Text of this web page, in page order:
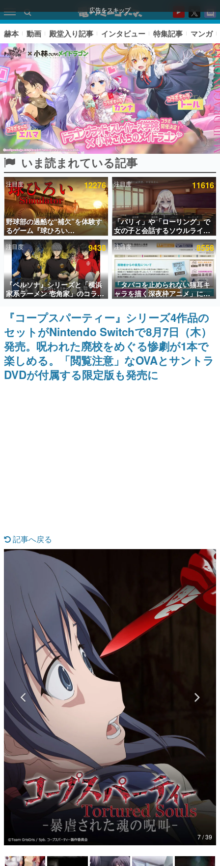
広告をスキップ
ピックアップ
電ファミのいま読まれている記事ランキング
アプリセール情報
インタビュー
連載・特集一覧
殿堂入り記事
SNS拡散数が数千以上！ ページビュー数万以上！ などな
ど。多くの人々に読まれた、電ファミ渾身の“殿堂入り”記
事をまとめました。
ゲームの企画書
名作ゲームクリエイターの方々に製作時のエピソードをお
聞きし、ヒットする企画（ゲーム）とは何か？を探ってい
赫本
この物語を解いてはいけない。『赫本』は、〈試験問題〉
の形をした短編ホラー小説集です。
なんでゲームは面白い？
ゲーム開発者・hamatsu氏がゲームの魅力を画面や操作の
具体的な形から解き明かしていく、硬派で骨太な評論連載
です。
ゲームが変えた日本語
「経験値」「裏技」「ラスボス」… ゲームにまつわる言葉
の起源や用法の変遷を、コンピューター文化史研究家・タ
イニーP氏が徹底調査。
カテゴリ
特集記事
マンガ
女性向け
アプリレビュー
その他
電ファミニコゲーマーとは？
運営：株式会社マレ
赫本 動画 殿堂入り記事 インタビュー 特集記事 マンガ
いま読まれている記事
注目度 12276
野球部の過酷な“補欠”を体験す
るゲーム『球ひろい
Simulator』が「1件」のウィッ
シュリストをもとにチェコ語に
対応しSNSで話題に。『キング
ダム・カム』開発元やチェコの
プロ野球選手から称賛の声
注目度 11616
「パリィ」や「ローリング」で
女の子と会話するソウルライク
恋愛ゲーム『小早川さんはソウ
ルライク』無料公開。返事に失
敗すると「YOU DIED」
注目度 9438
『ペルソナ』シリーズと「横浜
家系ラーメン 壱角家」のコラボ
が8月21日から開催。”はがく
れ”風とんこつラーメンや、おい
しく食べられるカレーラーメン
がラインナップ
注目度 8558
「タバコを止められない猫耳キ
ャラを描く深夜枠アニメ」に視
聴者の一部から批判意見。違法
薬物の使用と思しき描写も含め
て、BPOが議論を交わす
『コープスパーティー』シリーズ4作品の
セットがNintendo Switchで8月7日（木）
発売。呪われた廃校をめぐる惨劇が1本で
楽しめる。「閲覧注意」なOVAとサントラ
DVDが付属する限定版も発売に
記事へ戻る
7 / 39